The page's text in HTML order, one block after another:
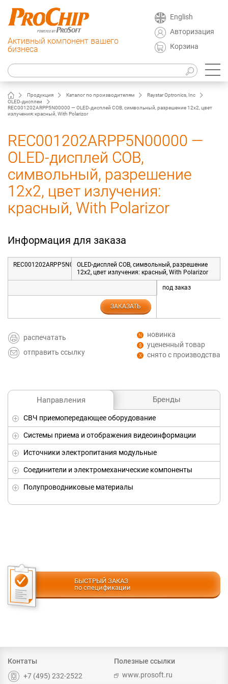
Активный компонент вашего
бизнеса
English
Авторизация
Корзина
Продукция Каталог по производителям
Raystar Optronics, Inc
OLED-дисплеи
REC001202ARPP5N00000 — OLED-дисплей COB, символьный, разрешение 12x2, цвет
излучения: красный, With Polarizor
Направления Бренды
СВЧ приемопередающее оборудование
Системы приема и отображения видеоинформации
Источники электропитания модульные
Соединители и электромеханические компоненты
Полупроводниковые материалы
БЫСТРЫЙ ЗАКАЗ
по спецификации
REC001202ARPP5N00000 —
OLED-дисплей COB,
символьный, разрешение
12x2, цвет излучения:
красный, With Polarizor
Информация для заказа
REC001202ARPP5N00000OLED-дисплей COB, символьный, разрешение
12x2, цвет излучения: красный, With Polarizor
под заказ
ЗАКАЗАТЬ
распечатать
отправить ссылку
новинка
уцененный товар
снято с производства
Контаты
+7 (495) 232-2522
Полезные ссылки
www.prosoft.ru